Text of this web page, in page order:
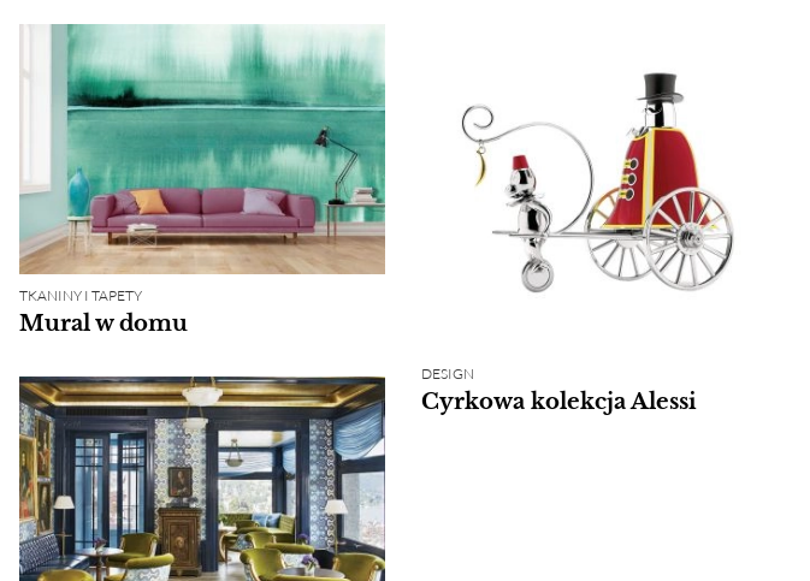
TKANINY I TAPETY
Mural w domu
DESIGN
Cyrkowa kolekcja Alessi